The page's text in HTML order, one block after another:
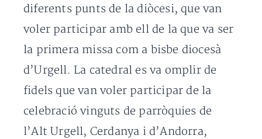
diferents punts de la diòcesi, que van
voler participar amb ell de la que va ser
la primera missa com a bisbe diocesà
d’Urgell. La catedral es va omplir de
fidels que van voler participar de la
celebració vinguts de parròquies de
l’Alt Urgell, Cerdanya i d’Andorra,